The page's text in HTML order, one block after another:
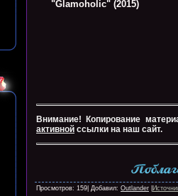
"Glamoholic" (2015)
Внимание! Копирование
активной ссылки на наш сайт.
Просмотров: 159| Добавил: Outlander